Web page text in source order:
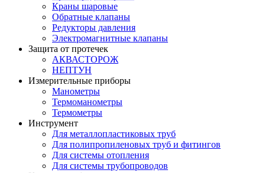
Краны шаровые
Обратные клапаны
Редукторы давления
Электромагнитные клапаны
Защита от протечек
АКВАСТОРОЖ
НЕПТУН
Измерительные приборы
Манометры
Термоманометры
Термометры
Инструмент
Для металлопластиковых труб
Для полипропиленовых труб и фитингов
Для системы отопления
Для системы трубопроводов